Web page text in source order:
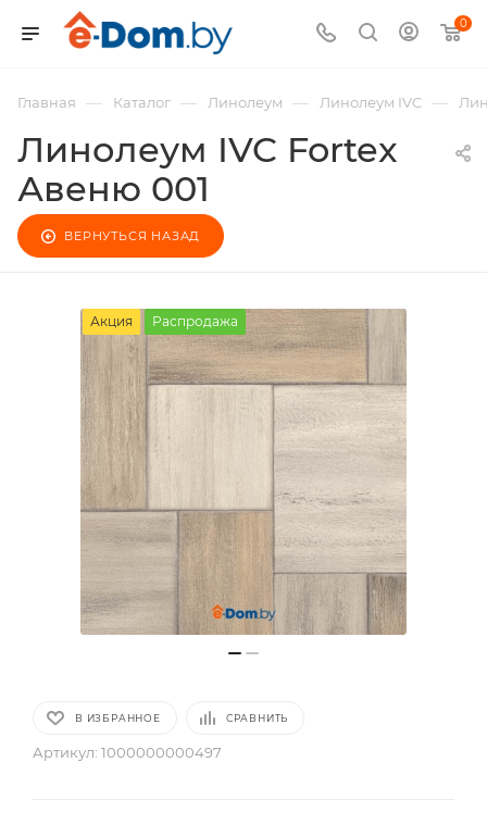
0
Главная — Каталог — Линолеум — Линолеум IVC —
Линолеум IVC Fortex
Авеню 001
ВЕРНУТЬСЯ НАЗАД
Акция Распродажа
В ИЗБРАННОЕ СРАВНИТЬ
Артикул: 1000000000497